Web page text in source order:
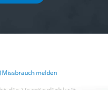
Missbrauch melden